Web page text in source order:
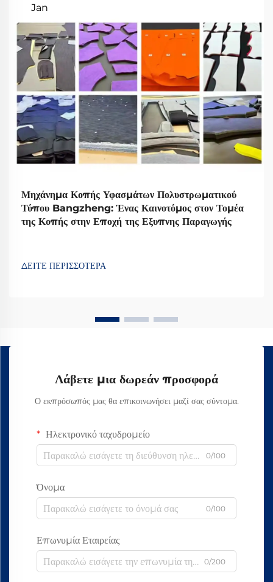
Jan
Μηχάνημα Κοπής Υφασμάτων Πολυστρωματικού
Τύπου Bangzheng: Ένας Καινοτόμος στον Τομέα
της Κοπής στην Εποχή της Εξυπνης Παραγωγής
ΔΕΙΤΕ ΠΕΡΙΣΣΟΤΕΡΑ
Λάβετε μια δωρεάν προσφορά
Ο εκπρόσωπός μας θα επικοινωνήσει μαζί σας σύντομα.
Ηλεκτρονικό ταχυδρομείο
0/100
Όνομα
0/100
Επωνυμία Εταιρείας
0/200